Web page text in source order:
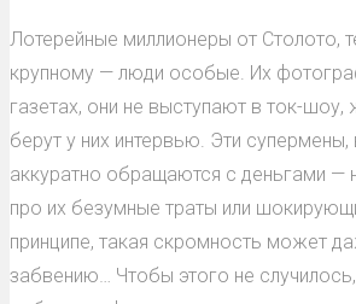
Лотерейные миллионеры от Столото,
крупному — люди особые. Их
газетах, они не выступают в ток-шоу,
берут у них интервью. Эти супермены,
аккуратно обращаются с деньгами —
про их безумные траты или
принципе, такая скромность может
забвению… Чтобы этого не